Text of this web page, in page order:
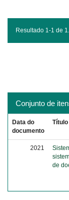
Resultado 1-1 de 1.
Conjunto de
Data do
documento
Título
2021
de